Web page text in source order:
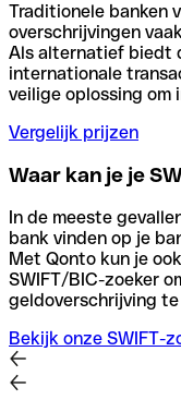
Traditionele banken
overschrijvingen
Als alternatief biedt
internationale
veilige oplossing om
Vergelijk prijzen
Waar kan je je
In de meeste
bank vinden op je
Met Qonto kun je
SWIFT/BIC-zoeker
geldoverschrijving te
Bekijk onze SWIFT-